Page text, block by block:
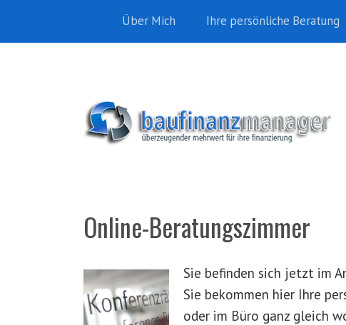
Über Mich Ihre persönliche Beratung
Online-Beratungszimmer
Sie befinden sich jetzt im
Sie bekommen hier Ihre
oder im Büro ganz gleich